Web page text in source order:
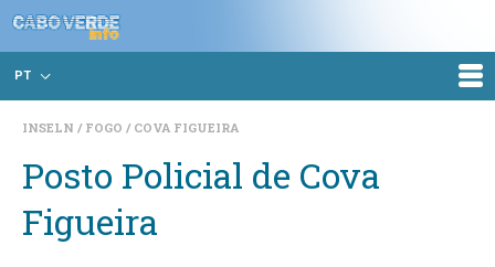
PT
INSELN FOGO COVA FIGUEIRA
Posto Policial de Cova
Figueira